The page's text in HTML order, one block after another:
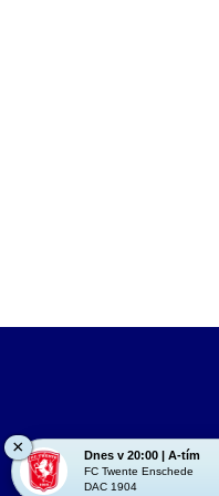
× Dnes v 20:00 | A-tím
FC Twente Enschede
DAC 1904